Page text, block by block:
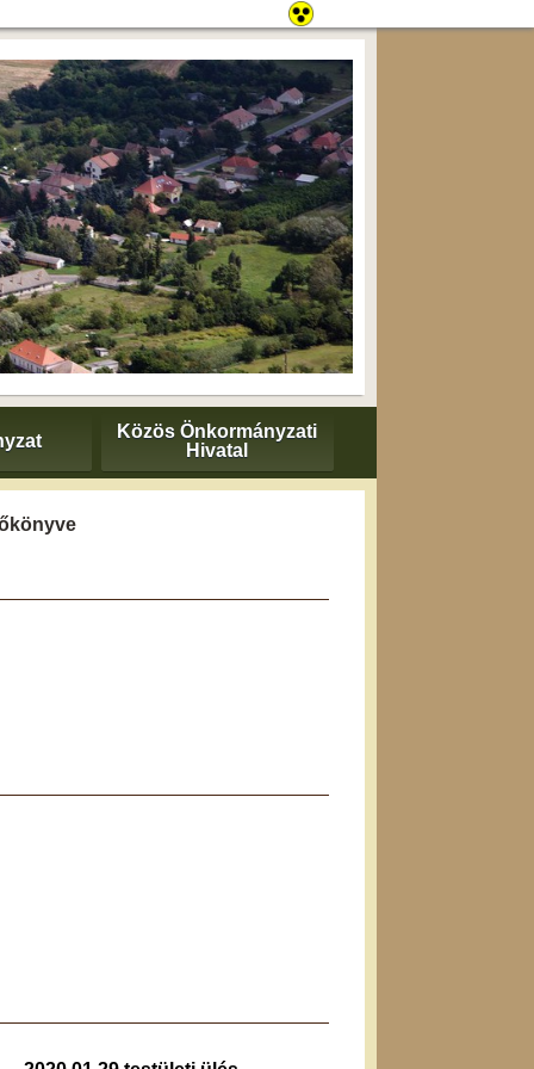
Közös Önkormányzati
Hivatal